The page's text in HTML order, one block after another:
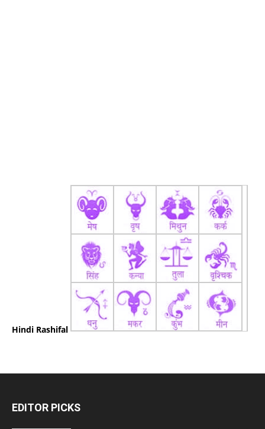
Hindi Rashifal
EDITOR PICKS